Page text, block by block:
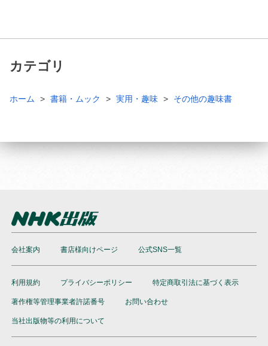
カテゴリ
ホーム 書籍・ムック 実用・趣味 その他の趣味書
会社案内 書店様向けページ 公式SNS一覧
利用規約 プライバシーポリシー 特定商取引法に基づく表示
著作権等管理事業者許諾番号 お問い合わせ
当社出版物等の利用について